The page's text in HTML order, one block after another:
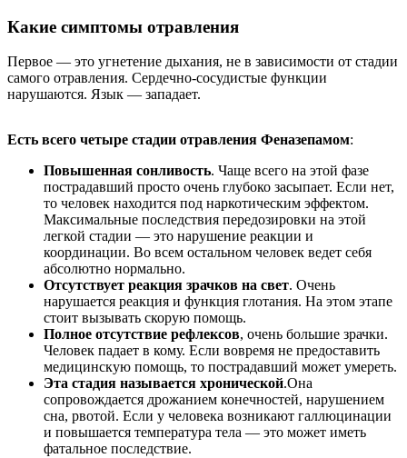
Какие симптомы отравления
Первое — это угнетение дыхания, не в зависимости от стадии
самого отравления. Сердечно-сосудистые функции
нарушаются. Язык — западает.
Есть всего четыре стадии отравления Феназепамом:
Повышенная сонливость. Чаще всего на этой фазе
пострадавший просто очень глубоко засыпает. Если нет,
то человек находится под наркотическим эффектом.
Максимальные последствия передозировки на этой
легкой стадии — это нарушение реакции и
координации. Во всем остальном человек ведет себя
абсолютно нормально.
Отсутствует реакция зрачков на свет. Очень
нарушается реакция и функция глотания. На этом этапе
стоит вызывать скорую помощь.
Полное отсутствие рефлексов, очень большие зрачки.
Человек падает в кому. Если вовремя не предоставить
медицинскую помощь, то пострадавший может умереть.
Эта стадия называется хронической.Она
сопровождается дрожанием конечностей, нарушением
сна, рвотой. Если у человека возникают галлюцинации
и повышается температура тела — это может иметь
фатальное последствие.